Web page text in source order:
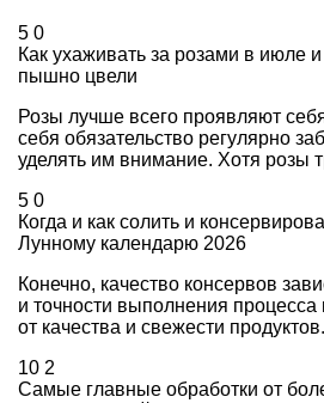
5 0
Как ухаживать за розами в июле и
пышно цвели
Розы лучше всего проявляют
себя обязательство регулярно
уделять им внимание. Хотя розы
5 0
Когда и как солить и
Лунному календарю 2026
Конечно, качество консервов
и точности выполнения процесса
от качества и свежести
10 2
Самые главные обработки от